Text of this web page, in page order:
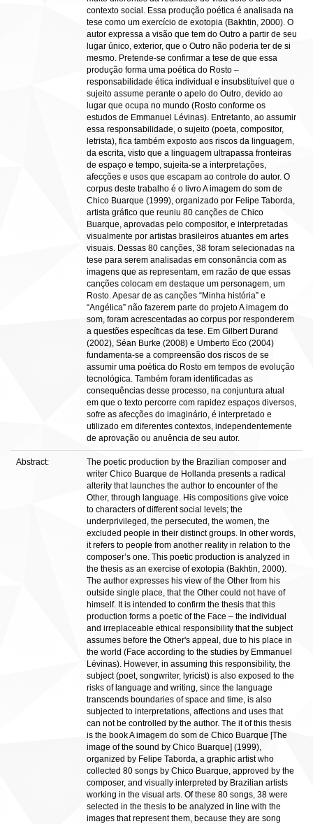
contexto social. Essa produção poética é analisada na
tese como um exercício de exotopia (Bakhtin, 2000). O
autor expressa a visão que tem do Outro a partir de seu
lugar único, exterior, que o Outro não poderia ter de si
mesmo. Pretende-se confirmar a tese de que essa
produção forma uma poética do Rosto –
responsabilidade ética individual e insubstituível que o
sujeito assume perante o apelo do Outro, devido ao
lugar que ocupa no mundo (Rosto conforme os
estudos de Emmanuel Lévinas). Entretanto, ao assumir
essa responsabilidade, o sujeito (poeta, compositor,
letrista), fica também exposto aos riscos da linguagem,
da escrita, visto que a linguagem ultrapassa fronteiras
de espaço e tempo, sujeita-se a interpretações,
afecções e usos que escapam ao controle do autor. O
corpus deste trabalho é o livro A imagem do som de
Chico Buarque (1999), organizado por Felipe Taborda,
artista gráfico que reuniu 80 canções de Chico
Buarque, aprovadas pelo compositor, e interpretadas
visualmente por artistas brasileiros atuantes em artes
visuais. Dessas 80 canções, 38 foram selecionadas na
tese para serem analisadas em consonância com as
imagens que as representam, em razão de que essas
canções colocam em destaque um personagem, um
Rosto. Apesar de as canções “Minha história” e
“Angélica” não fazerem parte do projeto A imagem do
som, foram acrescentadas ao corpus por responderem
a questões específicas da tese. Em Gilbert Durand
(2002), Séan Burke (2008) e Umberto Eco (2004)
fundamenta-se a compreensão dos riscos de se
assumir uma poética do Rosto em tempos de evolução
tecnológica. Também foram identificadas as
consequências desse processo, na conjuntura atual
em que o texto percorre com rapidez espaços diversos,
sofre as afecções do imaginário, é interpretado e
utilizado em diferentes contextos, independentemente
de aprovação ou anuência de seu autor.
Abstract:
The poetic production by the Brazilian composer and
writer Chico Buarque de Hollanda presents a radical
alterity that launches the author to encounter of the
Other, through language. His compositions give voice
to characters of different social levels; the
underprivileged, the persecuted, the women, the
excluded people in their distinct groups. In other words,
it refers to people from another reality in relation to the
composer’s one. This poetic production is analyzed in
the thesis as an exercise of exotopia (Bakhtin, 2000).
The author expresses his view of the Other from his
outside single place, that the Other could not have of
himself. It is intended to confirm the thesis that this
production forms a poetic of the Face – the individual
and irreplaceable ethical responsibility that the subject
assumes before the Other's appeal, due to his place in
the world (Face according to the studies by Emmanuel
Lévinas). However, in assuming this responsibility, the
subject (poet, songwriter, lyricist) is also exposed to the
risks of language and writing, since the language
transcends boundaries of space and time, is also
subjected to interpretations, affections and uses that
can not be controlled by the author. The it of this thesis
is the book A imagem do som de Chico Buarque [The
image of the sound by Chico Buarque] (1999),
organized by Felipe Taborda, a graphic artist who
collected 80 songs by Chico Buarque, approved by the
composer, and visually interpreted by Brazilian artists
working in the visual arts. Of these 80 songs, 38 were
selected in the thesis to be analyzed in line with the
images that represent them, because they are song